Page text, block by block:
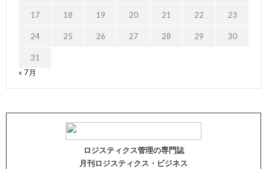
17 18 19 20 21 22 23
24 25 26 27 28 29 30
31
« 7月
ロジスティクス管理の専門誌
月刊ロジスティクス・ビジネス